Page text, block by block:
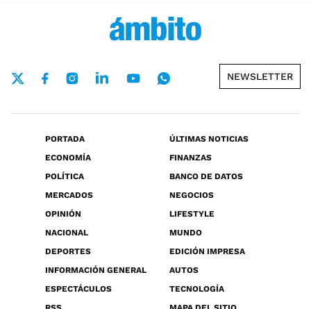
NEWSLETTER
PORTADA
ÚLTIMAS NOTICIAS
ECONOMÍA
FINANZAS
POLÍTICA
BANCO DE DATOS
MERCADOS
NEGOCIOS
OPINIÓN
LIFESTYLE
NACIONAL
MUNDO
DEPORTES
EDICIÓN IMPRESA
INFORMACIÓN GENERAL
AUTOS
ESPECTÁCULOS
TECNOLOGÍA